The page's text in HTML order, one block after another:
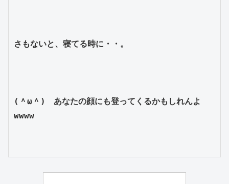
さもないと、寝てる時に・・。
(＾ω＾)　あなたの顔にも登ってくるかもしれんよ
wwww